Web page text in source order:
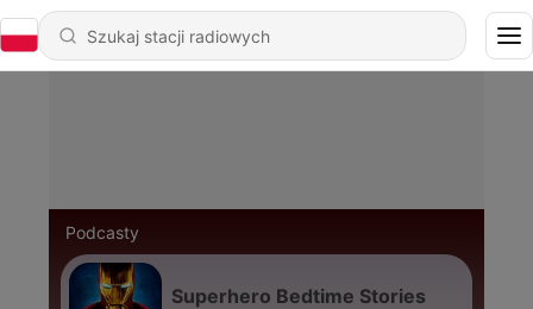
Podcasty
Superhero Bedtime Stories